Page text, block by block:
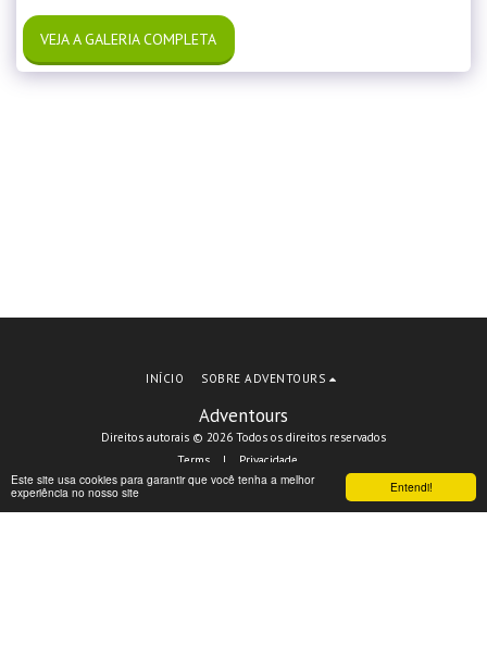
Entendi!
Este site usa cookies para garantir que você tenha a melhor
experiência no nosso site
VEJA A GALERIA COMPLETA
Adventours
Direitos autorais © 2026 Todos os direitos reservados
Terms| Privacidade
INÍCIO SOBRE ADVENTOURS